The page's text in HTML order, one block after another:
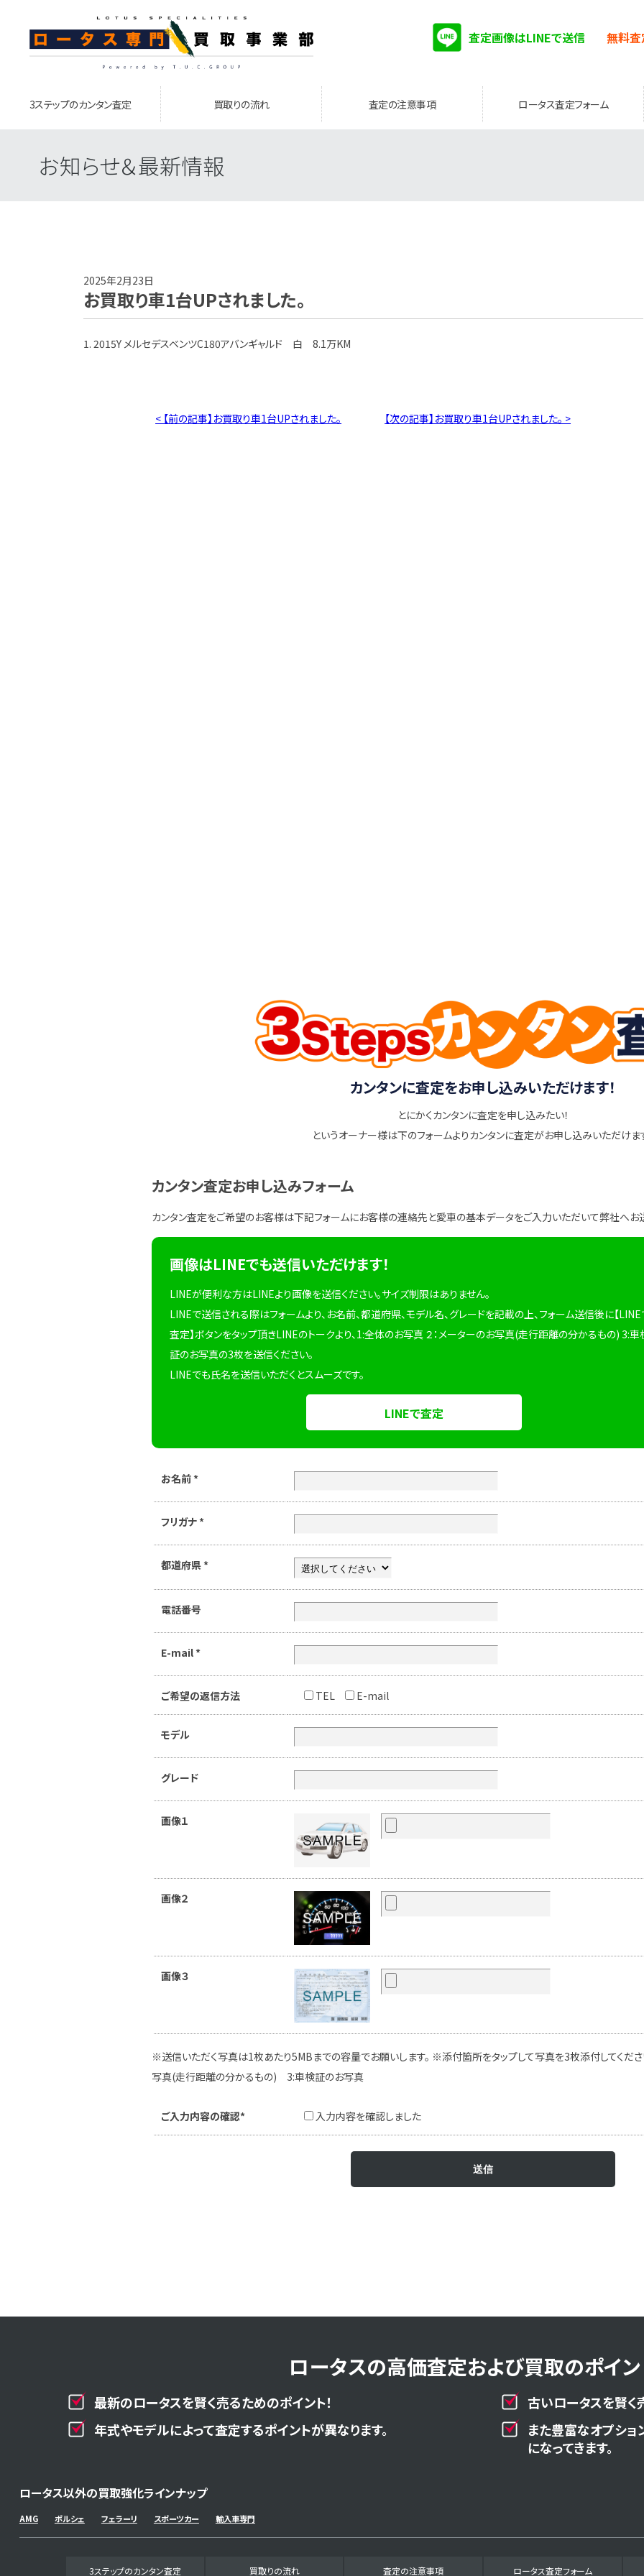
査定画像はLINEで送信 無料査
3ステップのカンタン査定 買取りの流れ 査定の注意事項 ロータス査定フォーム
お知らせ＆最新情報
2025年2月23日
お買取り車1台UPされました。
1. 2015Y メルセデスベンツC180アバンギャルド 白 8.1万KM
< 【前の記事】お買取り車1台UPされました。 【次の記事】お買取り車1台UPされました。 >
カンタンに査定をお申し込みいただけます！
とにかくカンタンに査定を申し込みたい！
というオーナー様は下のフォームよりカンタンに査定がお申し込みいただけま
カンタン査定お申し込みフォーム
カンタン査定をご希望のお客様は下記フォームにお客様の連絡先と愛車の基本データをご入力いただいて弊社へお
画像はLINEでも送信いただけます！
LINEが便利な方はLINEより画像を送信ください。サイズ制限はありません。
LINEで送信される際はフォームより、お名前、都道府県、モデル名、グレードを記載の上、フォーム送信後に【LINE
査定】ボタンをタップ頂きLINEのトークより、1:全体のお写真 ２：メーターのお写真(走行距離の分かるもの) 3:車
証のお写真の3枚を送信ください。
LINEでも氏名を送信いただくとスムーズです。
LINEで査定
お名前 *
フリガナ *
都道府県 *
電話番号
E-mail *
ご希望の返信方法 TEL E-mail
モデル
グレード
画像１
画像２
画像３
※送信いただく写真は1枚あたり5MBまでの容量でお願いします。 ※添付箇所をタップして写真を3枚添付してくだ
写真(走行距離の分かるもの) 3:車検証のお写真
ご入力内容の確認* 入力内容を確認しました
ロータスの高価査定および買取のポイン
最新のロータスを賢く売るためのポイント！
古いロータスを賢く
年式やモデルによって査定するポイントが異なります。
また豊富なオプシ
になってきます。
ロータス以外の買取強化ラインナップ
AMG ポルシェ フェラーリ スポーツカー 輸入車専門
3ステップのカンタン査定 買取りの流れ 査定の注意事項 ロータス査定フォーム